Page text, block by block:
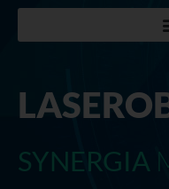
SYNERGIA